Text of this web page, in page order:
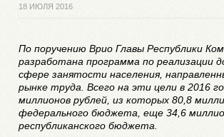
18 ИЮЛЯ 2016
По поручению Врио Главы Республики
разработана программа по реализации
сфере занятости населения,
рынке труда. Всего на эти цели в 2016
миллионов рублей, из которых 80,8
федерального бюджета, еще 34,6
республиканского бюджета.